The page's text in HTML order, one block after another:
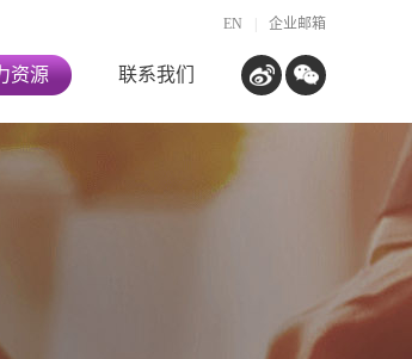
EN 企业邮箱
资源 联系我们